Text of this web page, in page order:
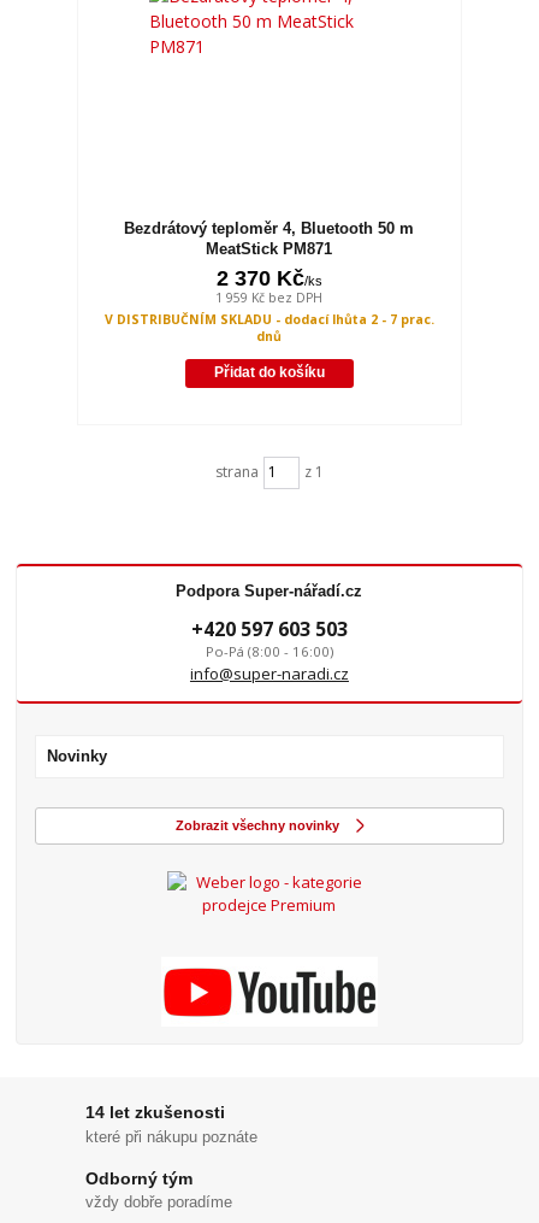
Bezdrátový teploměr 4, Bluetooth 50 m
MeatStick PM871
2 370 Kč/ks
1 959 Kč bez DPH
V DISTRIBUČNÍM SKLADU - dodací lhůta 2 - 7 prac.
dnů
Přidat do košíku
strana z 1
Podpora Super-nářadí.cz
+420 597 603 503
Po-Pá (8:00 - 16:00)
info@super-naradi.cz
Novinky
Zobrazit všechny novinky
14 let zkušenosti
které při nákupu poznáte
Odborný tým
vždy dobře poradíme